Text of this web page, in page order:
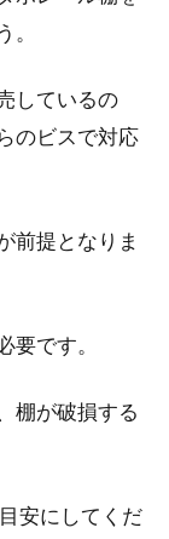
しているの
のビスで対応
前提となりま
要です。
棚が破損する
安にしてくだ